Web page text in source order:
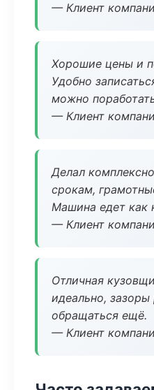
— Клиент
Хорошие цены и
Удобно
можно
— Клиент
Делал
срокам,
Машина едет как
— Клиент
Отличная
идеально,
обращаться ещё.
— Клиент